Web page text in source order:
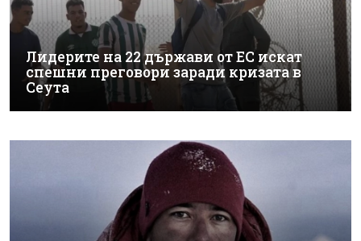
Лидерите на 22 държави от ЕС искат
спешни преговори заради кризата в
Сеута